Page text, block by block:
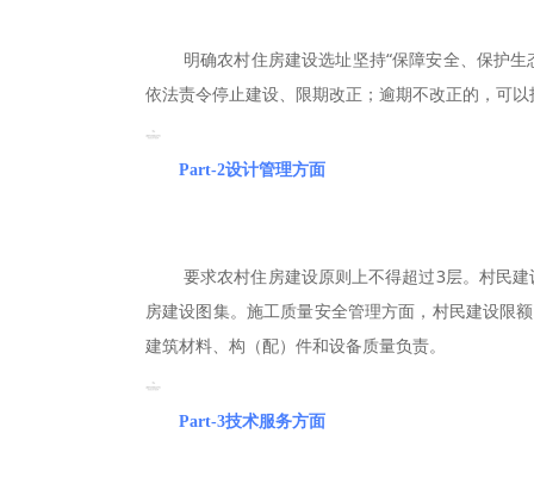
明确农村住房建设选址坚持“保障安全、保护
依法责令停止建设、限期改正；逾期不改正的，可以
Part-2设计管理方面
要求农村住房建设原则上不得超过3层。村民
房建设图集。施工质量安全管理方面，村民建设限
建筑材料、构（配）件和设备质量负责。
Part-3技术服务方面